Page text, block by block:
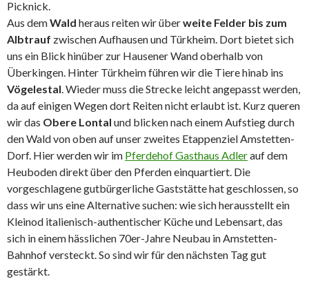
Picknick.
Aus demWald heraus reiten wir überweite Felder bis zum
Albtrauf zwischen Aufhausen und Türkheim. Dort bietet sich
uns ein Blick hinüber zur Hausener Wand oberhalb von
Überkingen. Hinter Türkheim führen wir die Tiere hinab ins
Vögelestal. Wieder muss die Strecke leicht angepasst werden,
da auf einigen Wegen dort Reiten nicht erlaubt ist. Kurz queren
wir das Obere Lontal und blicken nach einem Aufstieg durch
den Wald von oben auf unser zweites Etappenziel Amstetten-
Dorf. Hier werden wir im Pferdehof Gasthaus Adlerauf dem
Heuboden direkt über den Pferden einquartiert. Die
vorgeschlagene gutbürgerliche Gaststätte hat geschlossen, so
dass wir uns eine Alternative suchen: wie sich herausstellt ein
Kleinod italienisch-authentischer Küche und Lebensart, das
sich in einem hässlichen 70er-Jahre Neubau in Amstetten-
Bahnhof versteckt. So sind wir für den nächsten Tag gut
gestärkt.